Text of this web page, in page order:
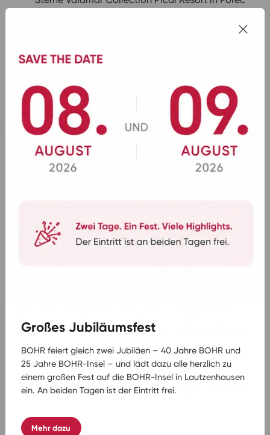
Ganztägige Reiseleitung bei Ausflug
Shuttlebus vom Busparkplatz nach Motovun
3er Weinprobe in Grožnjan inklusive Schinken,
Käse und Brot
Halbtägige Reiseleitung bei Ausflug
„Rovinj“
Halbtägige Reiseleitung bei Ausflug
„Pula“
Durchgehende BOHR-Reisebegleitung
der für seine belebte Promenade und sein vielfältiges
kulturelles Angebot bekannt ist. Die Zimmer sind
ausgestattet mit Dusche, WC, Föhn, TV, Telefon,
Safe, Kaffeemaschine und Wasserkocher. Entspannen
können Sie im Innenpool oder Sie genießen das Meer
an drei Stränden mit sämtlichen Annehmlichkeiten.
Großes Jubiläumsfest
BOHR feiert gleich zwei Jubiläen – 40 Jahre BOHR und
25 Jahre BOHR-Insel – und lädt dazu alle herzlich zu
einem großen Fest auf die BOHR-Insel in Lautzenhausen
ein. An beiden Tagen ist der Eintritt frei.
Mehr dazu